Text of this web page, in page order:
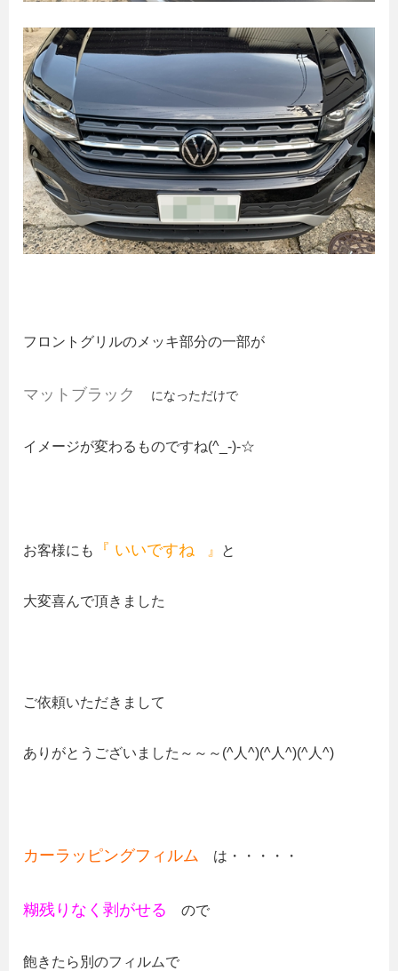
フロントグリルのメッキ部分の一部が
マットブラック になっただけで
イメージが変わるものですね(^_-)-☆
お客様にも 『 いいですね 』 と
大変喜んで頂きました
ご依頼いただきまして
ありがとうございました～～～(^人^)(^人^)(^人^)
カーラッピングフィルム は・・・・・
糊残りなく剥がせる ので
飽きたら別のフィルムで